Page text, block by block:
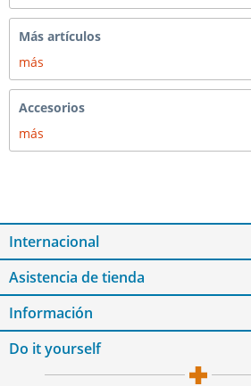
Más artículos
más
Accesorios
más
Internacional
Asistencia de tienda
Información
Do it yourself